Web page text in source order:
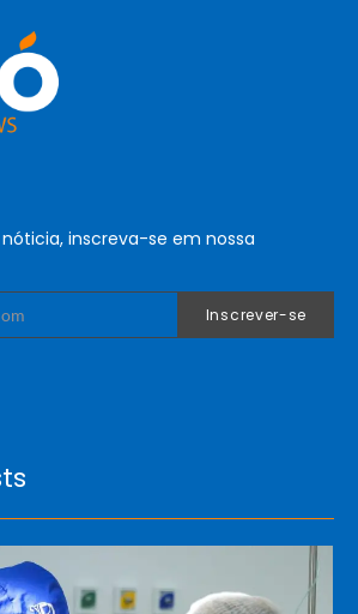
inscreva-se em nossa
Inscrever-se